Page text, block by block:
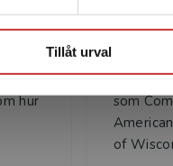
Tillåt urval
hur
som
of